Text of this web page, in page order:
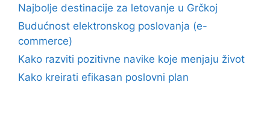
Najbolje destinacije za letovanje u Grčkoj
Budućnost elektronskog poslovanja (e-
commerce)
Kako razviti pozitivne navike koje menjaju život
Kako kreirati efikasan poslovni plan